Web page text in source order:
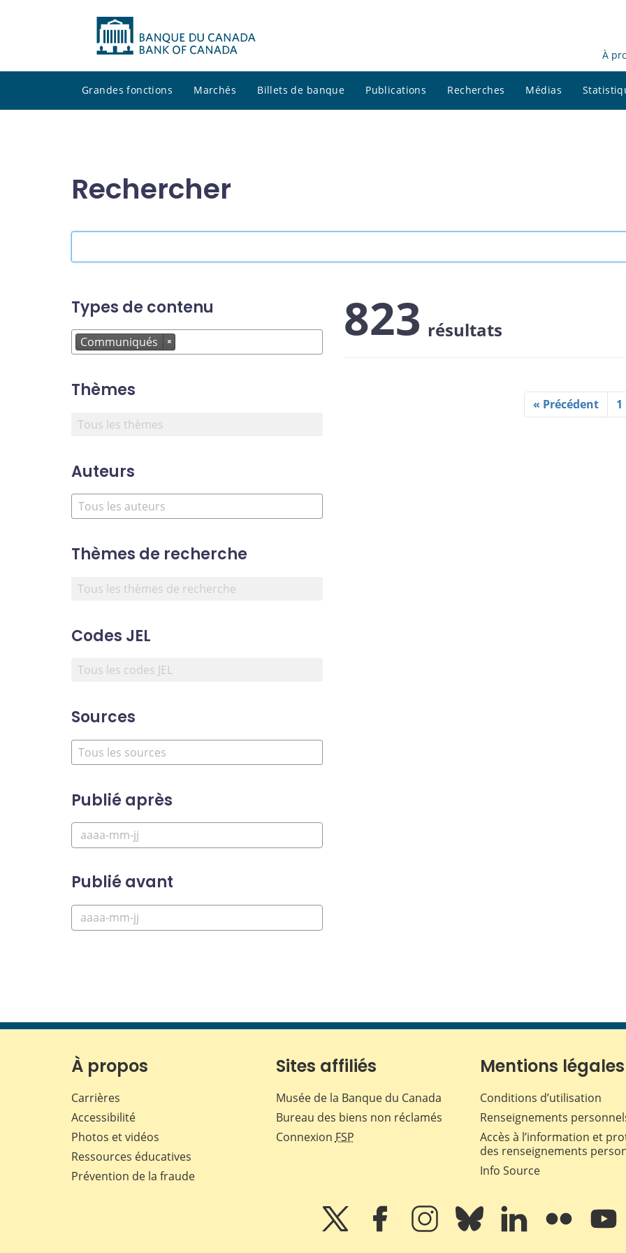
À
Grandes fonctions Marchés Billets de banque Publications Recherches Médias
Rechercher
site
Types de contenu
Communiqués ×
Thèmes
Auteurs
Thèmes de recherche
Codes JEL
Sources
Publié après
Publié avant
823 résultats
« Précédent 1
À propos
Carrières
Accessibilité
Photos et vidéos
Ressources éducatives
Prévention de la fraude
Sites affiliés
Musée de la Banque du Canada
Bureau des biens non réclamés
ConnexionFSP
Mentions légales
Conditions d’utilisation
Renseignements
Accès à l’information et
des renseignements
Info Source